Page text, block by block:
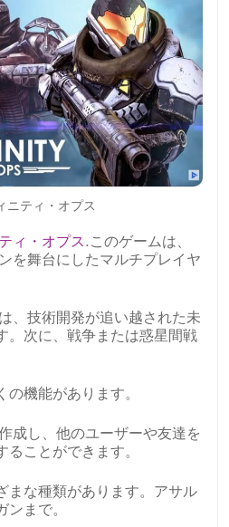
ニティ・オプス
ィ・オプス.このゲームは、
を舞台にしたマルチプレイヤ
、技術開発が追い越された未
。次に、戦争または惑星間戦
の機能があります。
成し、他のユーザーや友達を
ことができます。
まな種類があります。アサル
ンまで。